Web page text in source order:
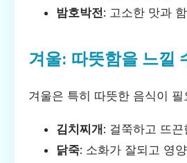
밤호박전: 고소한 맛과
겨울: 따뜻함을 느낄
겨울은 특히 따뜻한 음식이
김치찌개 : 걸쭉하고 뜨
닭죽: 소화가 잘되고 영